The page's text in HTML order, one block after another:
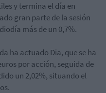
y termina el día en
gran parte de la sesión
más de un 0,7%.
ha actuado Dia, que se ha
por acción, seguida de
un 2,02%, situando el